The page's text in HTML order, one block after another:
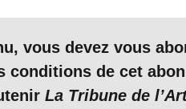
montré dans nos
espaces
de manière beaucoup
vous devez vous
conditions de cet
La Tribune de